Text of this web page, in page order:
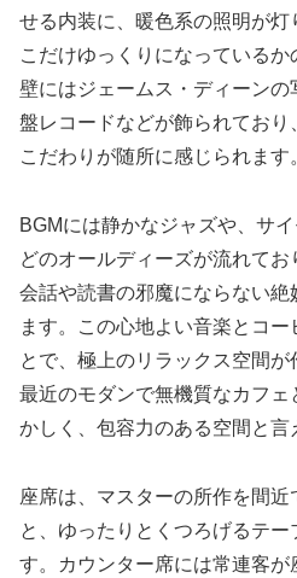
せる内装に、暖色系の照明が
こだけゆっくりになっているか
壁にはジェームス・ディーン
盤レコードなどが飾られており
こだわりが随所に感じられます
BGMには静かなジャズや、サ
どのオールディーズが流れてお
会話や読書の邪魔にならない
ます。この心地よい音楽とコ
とで、極上のリラックス空間が
最近のモダンで無機質なカフ
かしく、包容力のある空間と言
座席は、マスターの所作を間
と、ゆったりとくつろげるテー
す。カウンター席には常連客